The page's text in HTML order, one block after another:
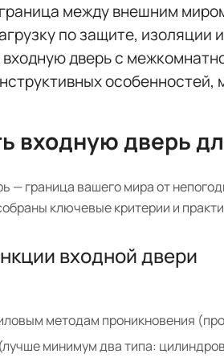
между внешним
по защите, изоляции
дверь с
особенностей,
входную дверь
— граница вашего мира от
ключевые критерии и
входной двери
методам проникновения
минимум два типа: